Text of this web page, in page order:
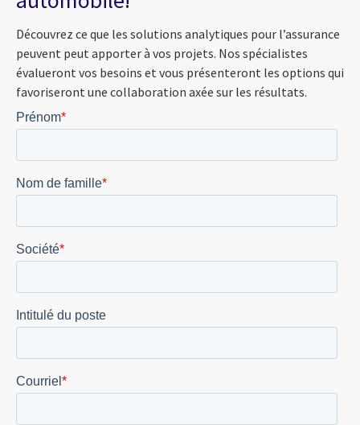
Découvrez ce que les solutions analytiques pour l’assurance
peuvent peut apporter à vos projets. Nos spécialistes
évalueront vos besoins et vous présenteront les options qui
favoriseront une collaboration axée sur les résultats.